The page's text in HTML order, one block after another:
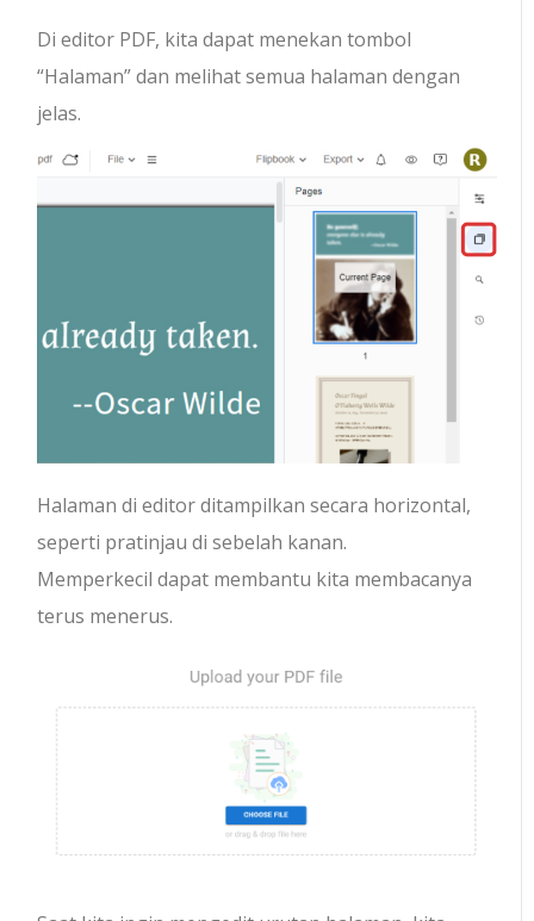
Di editor PDF, kita dapat menekan tombol
“Halaman” dan melihat semua halaman dengan
jelas.
Halaman di editor ditampilkan secara horizontal,
seperti pratinjau di sebelah kanan.
Memperkecil dapat membantu kita membacanya
terus menerus.